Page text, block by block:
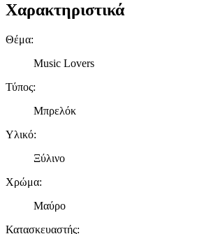
Χαρακτηριστικά
Θέμα:
Music Lovers
Τύπος:
Μπρελόκ
Υλικό:
Ξύλινο
Χρώμα:
Μαύρο
Κατασκευαστής: